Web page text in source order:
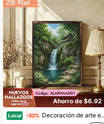
Ahorro de $6.92
Local -52% Decoración de arte estilo retro, pintura enmarcada en madera de 12x16 pulgadas, escena de pequeña cascada y lago de manga humorística, ideal para el hogar, gran regalo para los amantes de la naturaleza.